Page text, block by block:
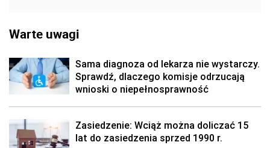
Warte uwagi
Sama diagnoza od lekarza nie wystarczy.
Sprawdź, dlaczego komisje odrzucają
wnioski o niepełnosprawność
Zasiedzenie: Wciąż można doliczać 15
lat do zasiedzenia sprzed 1990 r.